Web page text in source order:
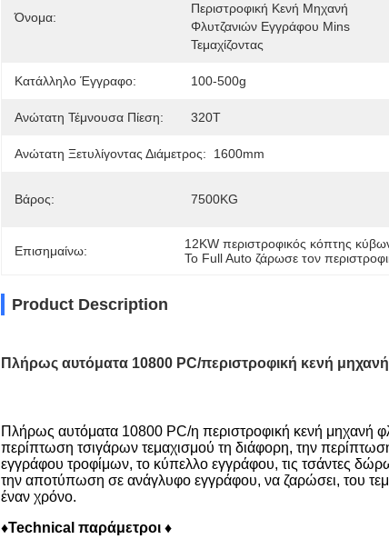
Όνομα:
Περιστροφική Κενή Μηχανή
Φλυτζανιών Εγγράφου Mins
Τεμαχίζοντας
Κατάλληλο Έγγραφο: 100-500g
Ανώτατη Τέμνουσα Πίεση: 320T
Ανώτατη Ξετυλίγοντας Διάμετρος: 1600mm
Βάρος: 7500KG
Επισημαίνω: 12KW περιστροφικός κόπτης
Το Full Auto ζάρωσε τον
Product Description
Πλήρως αυτόματα 10800 PC/περιστροφική κενή
Πλήρως αυτόματα 10800 PC/η περιστροφική κενή μηχανή
περίπτωση τσιγάρων τεμαχισμού τη διάφορη, την
εγγράφου τροφίμων, το κύπελλο εγγράφου, τις τσάντες
την αποτύπωση σε ανάγλυφο εγγράφου, να ζαρώσει, του
έναν χρόνο.
♦Technical παράμετροι ♦